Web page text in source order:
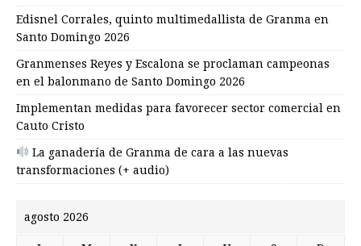
Edisnel Corrales, quinto multimedallista de Granma en
Santo Domingo 2026
Granmenses Reyes y Escalona se proclaman campeonas
en el balonmano de Santo Domingo 2026
Implementan medidas para favorecer sector comercial en
Cauto Cristo
La ganadería de Granma de cara a las nuevas
transformaciones (+ audio)
agosto 2026